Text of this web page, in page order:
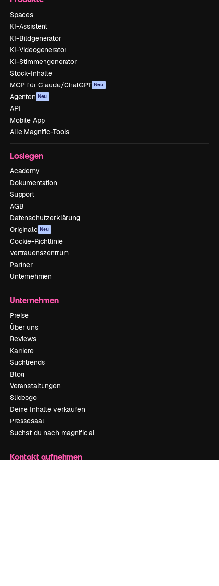
Spaces
KI-Assistent
KI-Bildgenerator
KI-Videogenerator
KI-Stimmengenerator
Stock-Inhalte
MCP für Claude/ChatGPT Neu
Agenten Neu
API
Mobile App
Alle Magnific-Tools
Loslegen
Academy
Dokumentation
Support
AGB
Datenschutzerklärung
Originale Neu
Cookie-Richtlinie
Vertrauenszentrum
Partner
Unternehmen
Unternehmen
Preise
Über uns
Reviews
Karriere
Suchtrends
Blog
Veranstaltungen
Slidesgo
Deine Inhalte verkaufen
Pressesaal
Suchst du nach magnific.ai
Kontakt aufnehmen